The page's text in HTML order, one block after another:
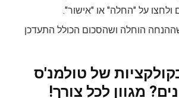
על "החלה" או "אישור".
שההנחה הוחלה ושהסכום הכולל התעדכן
של טולמנ'ס
מגוון לכל צורך!